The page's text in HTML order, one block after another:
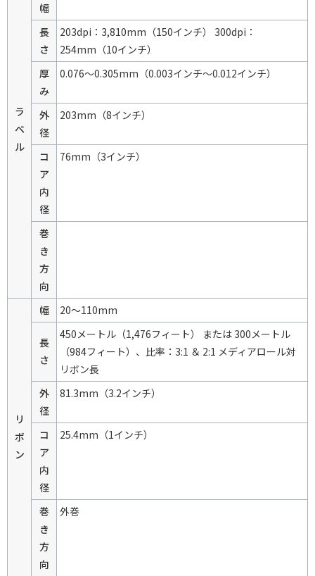
ラ
ベ
ル
幅
長
さ
203dpi：3,810mm（150インチ） 300dpi：
254mm（10インチ）
厚
み
0.076～0.305mm（0.003インチ～0.012インチ）
外
径
203mm（8インチ）
コ
ア
内
径
76mm（3インチ）
巻
き
方
向
リ
ボ
ン
幅 20～110mm
長
さ
450メートル（1,476フィート） または 300メートル
（984フィート）、比率：3:1 ＆ 2:1 メディアロール対
リボン長
外
径
81.3mm（3.2インチ）
コ
ア
内
径
25.4mm（1インチ）
巻
き
方
向
外巻